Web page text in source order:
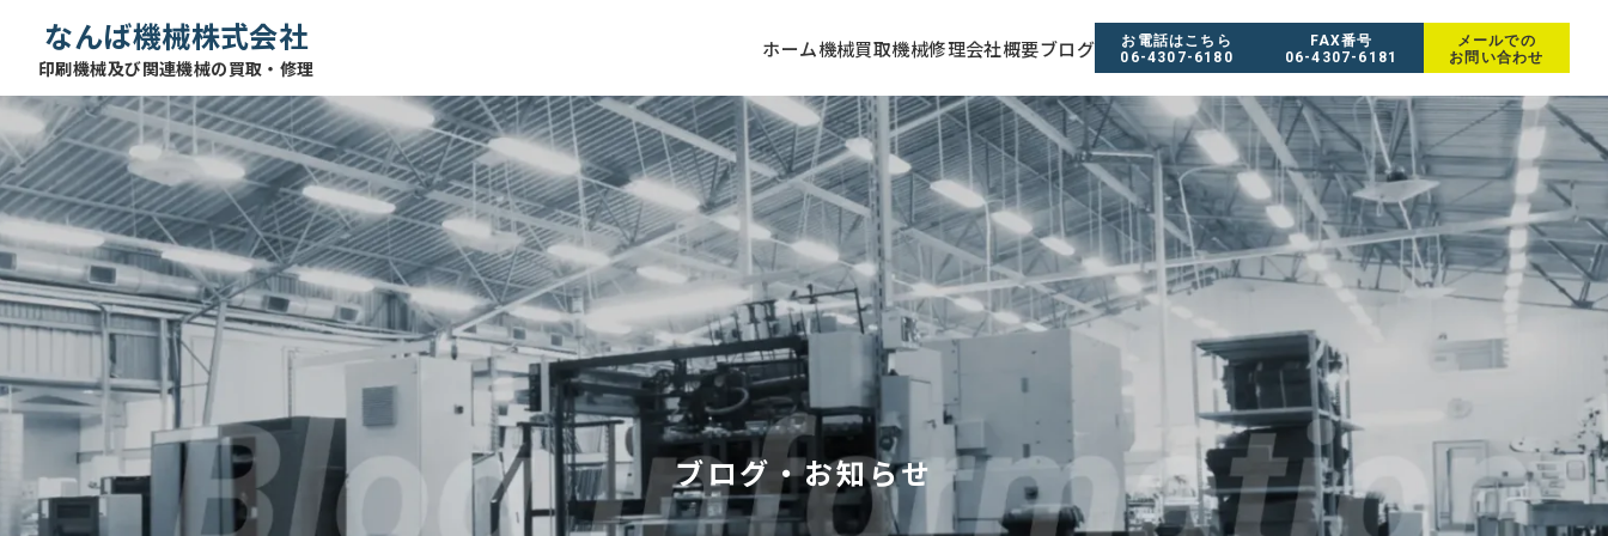
なんば機械株式会社
印刷機械及び関連機械の買取・修理
ホーム機械買取機械修理会社概要ブログ
お電話はこちら
06-4307-6180
FAX番号
06-4307-6181
メールでの
お問い合わせ
ブログ・お知らせ